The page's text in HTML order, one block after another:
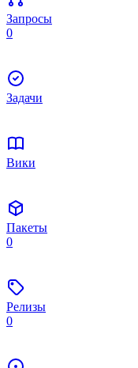
Запросы
0
Задачи
Вики
Пакеты
0
Релизы
0